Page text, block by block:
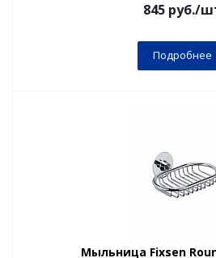
845руб./
Подробнее
Мыльница Fixsen